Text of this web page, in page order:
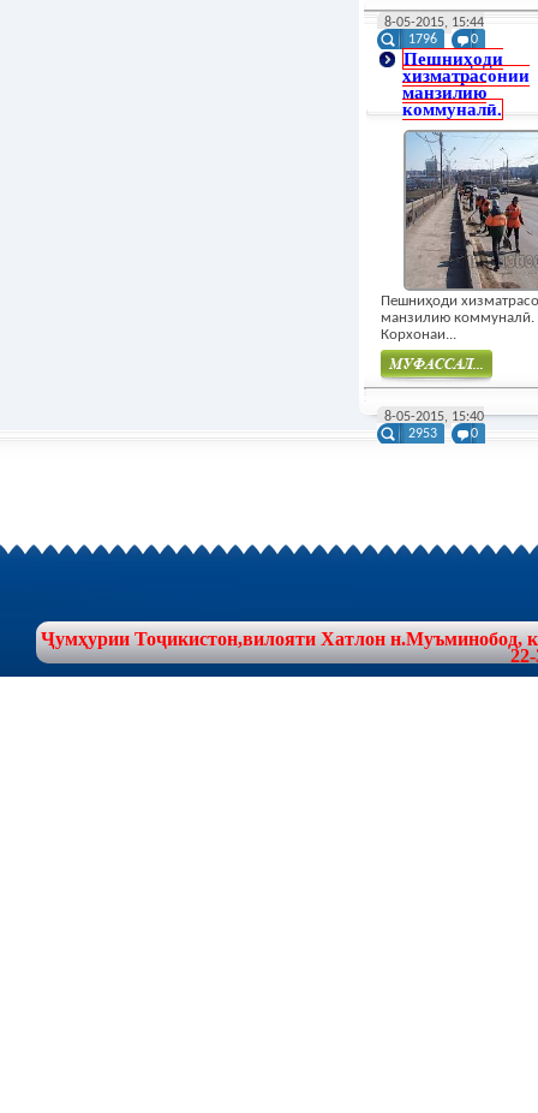
Муфасал
8-05-2015, 15:44
1796
0
Пешниҳоди
хизматрасонии
манзилию
коммуналӣ.
Пешниҳоди
манзилию коммуналӣ.
Корхонаи...
8-05-2015, 15:40
2953
0
Ҷумҳурии Тоҷикистон,вилояти Хатлон н.Муъминобод,